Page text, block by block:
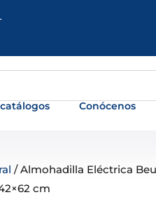
Conócenos
/ Almohadilla Eléctrica
cm